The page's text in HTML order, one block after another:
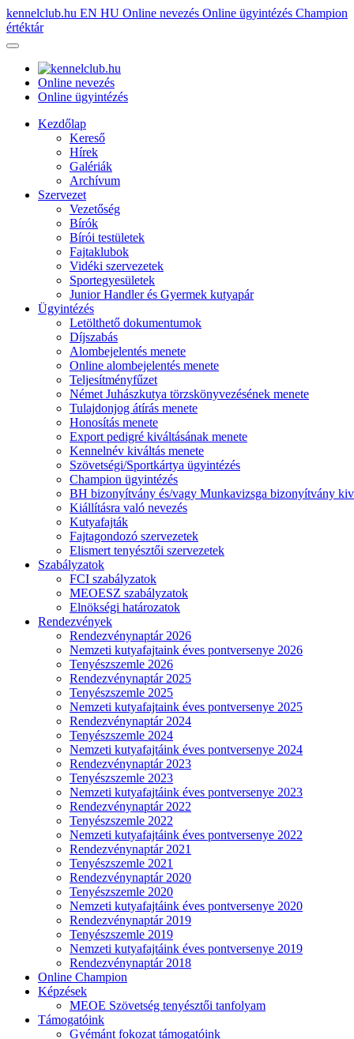
kennelclub.hu EN HU Online nevezés Online ügyintézés Champion
értéktár
Online nevezés
Online ügyintézés
Kezdőlap
Kereső
Hírek
Galériák
Archívum
Szervezet
Vezetőség
Bírók
Bírói testületek
Fajtaklubok
Vidéki szervezetek
Sportegyesületek
Junior Handler és Gyermek kutyapár
Ügyintézés
Letölthető dokumentumok
Díjszabás
Alombejelentés menete
Online alombejelentés menete
Teljesítményfűzet
Német Juhászkutya törzskönyvezésének menete
Tulajdonjog átírás menete
Honosítás menete
Export pedigré kiváltásának menete
Kennelnév kiváltás menete
Szövetségi/Sportkártya ügyintézés
Champion ügyintézés
BH bizonyítvány és/vagy Munkavizsga bizonyítvány
Kiállításra való nevezés
Kutyafajták
Fajtagondozó szervezetek
Elismert tenyésztői szervezetek
Szabályzatok
FCI szabályzatok
MEOESZ szabályzatok
Elnökségi határozatok
Rendezvények
Rendezvénynaptár 2026
Nemzeti kutyafajtaink éves pontversenye 2026
Tenyészszemle 2026
Rendezvénynaptár 2025
Tenyészszemle 2025
Nemzeti kutyafajtaink éves pontversenye 2025
Rendezvénynaptár 2024
Tenyészszemle 2024
Nemzeti kutyafajtáink éves pontversenye 2024
Rendezvénynaptár 2023
Tenyészszemle 2023
Nemzeti kutyafajtáink éves pontversenye 2023
Rendezvénynaptár 2022
Tenyészszemle 2022
Nemzeti kutyafajtáink éves pontversenye 2022
Rendezvénynaptár 2021
Tenyészszemle 2021
Rendezvénynaptár 2020
Tenyészszemle 2020
Nemzeti kutyafajtáink éves pontversenye 2020
Rendezvénynaptár 2019
Tenyészszemle 2019
Nemzeti kutyafajtáink éves pontversenye 2019
Rendezvénynaptár 2018
Online Champion
Képzések
MEOE Szövetség tenyésztői tanfolyam
Támogatóink
Gyémánt fokozat támogatóink